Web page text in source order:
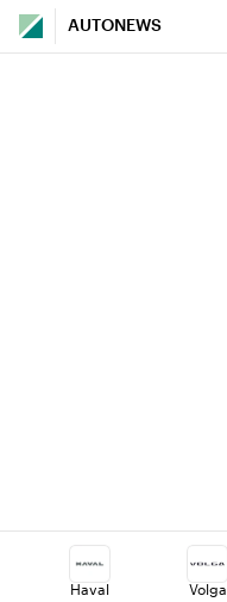
AUTONEWS
Haval Volga